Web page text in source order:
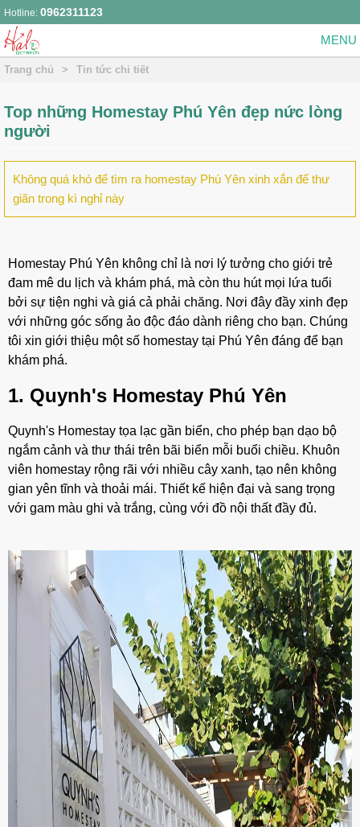
Hotline: 0962311123
Trang chủ > Tin tức chi tiết
Top những Homestay Phú Yên đẹp nức lòng
người
Không quá khó để tìm ra homestay Phú Yên xinh xắn để thư
giãn trong kì nghỉ này
Homestay Phú Yên không chỉ là nơi lý tưởng cho giới trẻ
đam mê du lịch và khám phá, mà còn thu hút mọi lứa tuổi
bởi sự tiện nghi và giá cả phải chăng. Nơi đây đầy xinh đẹp
với những góc sống ảo độc đáo dành riêng cho bạn. Chúng
tôi xin giới thiệu một số homestay tại Phú Yên đáng để bạn
khám phá.
1. Quynh's Homestay Phú Yên
Quynh's Homestay tọa lạc gần biển, cho phép bạn dạo bộ
ngắm cảnh và thư thái trên bãi biển mỗi buổi chiều. Khuôn
viên homestay rộng rãi với nhiều cây xanh, tạo nên không
gian yên tĩnh và thoải mái. Thiết kế hiện đại và sang trọng
với gam màu ghi và trắng, cùng với đồ nội thất đầy đủ.